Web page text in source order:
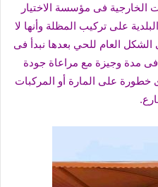
الخارجية فى مؤسسة الاختيار
على تركيب المظلة وأنها لا
الشكل العام للحي بعدها نبدأ فى
مدة وجيزة مع مراعاة جودة
خطورة على المارة أو المركبات